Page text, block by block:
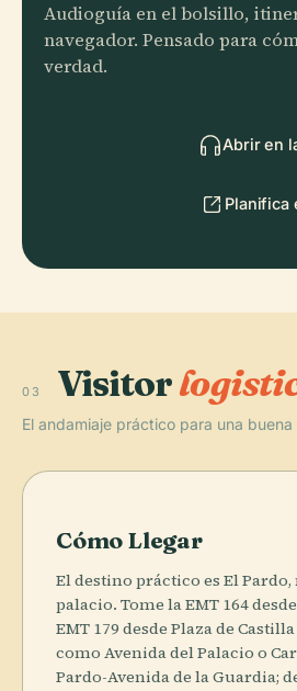
Audioguía en el bolsillo,
navegador. Pensado para
verdad.
Abrir en
Planifica
03 Visitor
El andamiaje práctico para una
Cómo Llegar
El destino práctico es El
palacio. Tome la EMT 164
EMT 179 desde Plaza de
como Avenida del Palacio o
Pardo-Avenida de la Guardia;